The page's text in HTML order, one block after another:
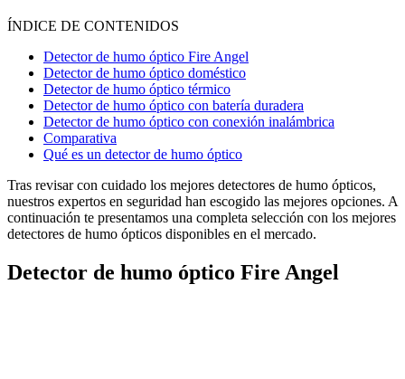
ÍNDICE DE CONTENIDOS
Detector de humo óptico Fire Angel
Detector de humo óptico doméstico
Detector de humo óptico térmico
Detector de humo óptico con batería duradera
Detector de humo óptico con conexión inalámbrica
Comparativa
Qué es un detector de humo óptico
Tras revisar con cuidado los mejores detectores de humo ópticos,
nuestros expertos en seguridad han escogido las mejores opciones. A
continuación te presentamos una completa selección con los mejores
detectores de humo ópticos disponibles en el mercado.
Detector de humo óptico Fire Angel